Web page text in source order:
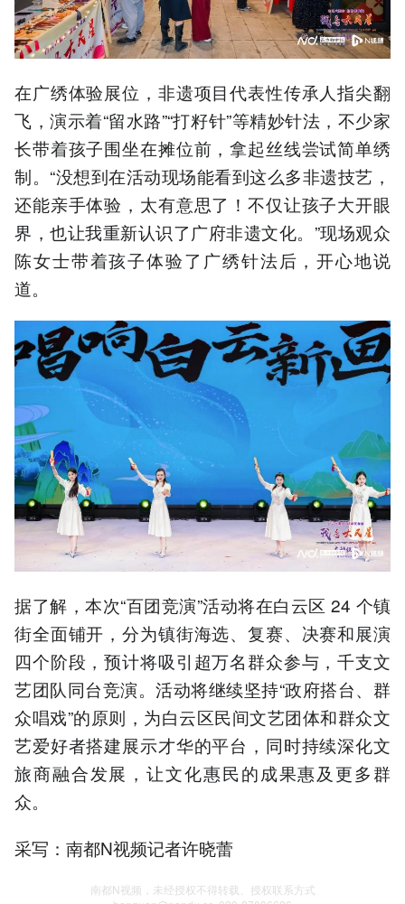
在广绣体验展位，非遗项目代表性传承人指尖翻
飞，演示着“留水路”“打籽针”等精妙针法，不少家
长带着孩子围坐在摊位前，拿起丝线尝试简单绣
制。“没想到在活动现场能看到这么多非遗技艺，
还能亲手体验，太有意思了！不仅让孩子大开眼
界，也让我重新认识了广府非遗文化。”现场观众
陈女士带着孩子体验了广绣针法后，开心地说
道。
据了解，本次“百团竞演”活动将在白云区 24 个镇
街全面铺开，分为镇街海选、复赛、决赛和展演
四个阶段，预计将吸引超万名群众参与，千支文
艺团队同台竞演。活动将继续坚持“政府搭台、群
众唱戏”的原则，为白云区民间文艺团体和群众文
艺爱好者搭建展示才华的平台，同时持续深化文
旅商融合发展，让文化惠民的成果惠及更多群
众。
采写：南都N视频记者许晓蕾
南都N视频，未经授权不得转载、授权联系方式